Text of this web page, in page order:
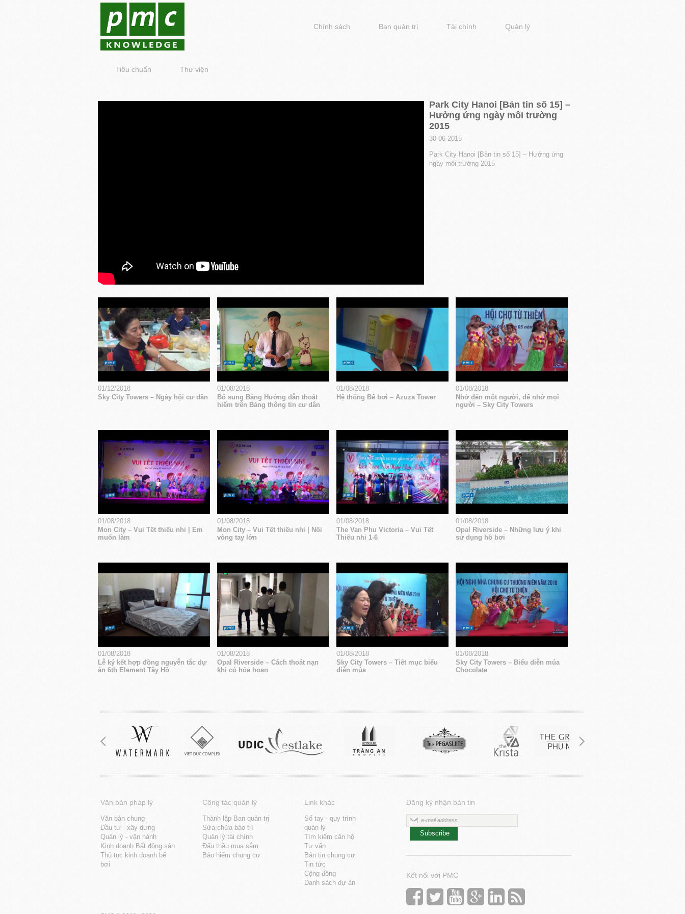
Chính sách Ban quản trị Tài chính Quản lý
Tiêu chuẩn Thư viện
Park City Hanoi [Bản tin số 15] –
Hưởng ứng ngày môi trường
2015
30-06-2015
Park City Hanoi [Bản tin số 15] – Hưởng ứng
ngày môi trường 2015
01/12/2018
Sky City Towers – Ngày hội cư dân
01/08/2018
Bổ sung Bảng Hướng dẫn thoát
hiểm trên Bảng thông tin cư dân
01/08/2018
Hệ thống Bể bơi – Azuza Tower
01/08/2018
Nhớ đến một người, để nhớ mọi
người – Sky City Towers
01/08/2018
Mon City – Vui Tết thiếu nhi | Em
muốn làm
01/08/2018
Mon City – Vui Tết thiếu nhi | Nối
vòng tay lớn
01/08/2018
The Van Phu Victoria – Vui Tết
Thiếu nhi 1-6
01/08/2018
Opal Riverside – Những lưu ý khi
sử dụng hồ bơi
01/08/2018
Lễ ký kết hợp đồng nguyễn tắc dự
án 6th Element Tây Hồ
01/08/2018
Opal Riverside – Cách thoát nạn
khi có hỏa hoạn
01/08/2018
Sky City Towers – Tiết mục biểu
diễn múa
01/08/2018
Sky City Towers – Biểu diễn múa
Chocolate
Văn bản pháp lý
Văn bản chung
Đầu tư - xây dưng
Quản lý - vận hành
Kinh doanh Bất động sản
Thủ tục kinh doanh bể
bơi
Công tác quản lý
Thành lập Ban quản trị
Sửa chữa bảo trì
Quản lý tài chính
Đấu thầu mua sắm
Bảo hiểm chung cư
Link khác
Sổ tay - quy trình
quản lý
Tìm kiếm căn hộ
Tư vấn
Bản tin chung cư
Tin tức
Cộng đồng
Danh sách dự án
Đăng ký nhận bản tin
Subscribe
Kết nối với PMC